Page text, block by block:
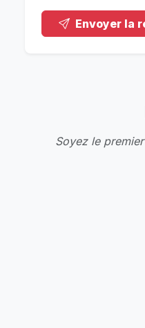
Envoyer la
Soyez le